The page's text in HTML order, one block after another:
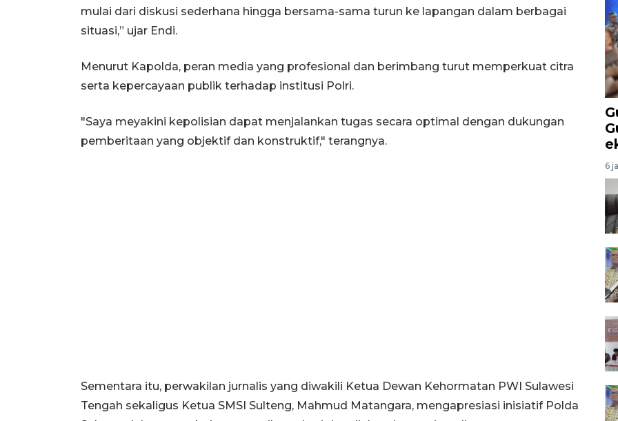
mulai dari diskusi sederhana hingga bersama-sama turun ke lapangan dalam berbagai
situasi,” ujar Endi.
Menurut Kapolda, peran media yang profesional dan berimbang turut memperkuat citra
serta kepercayaan publik terhadap institusi Polri.
"Saya meyakini kepolisian dapat menjalankan tugas secara optimal dengan dukungan
pemberitaan yang objektif dan konstruktif," terangnya.
Sementara itu, perwakilan jurnalis yang diwakili Ketua Dewan Kehormatan PWI Sulawesi
Tengah sekaligus Ketua SMSI Sulteng, Mahmud Matangara, mengapresiasi inisiatif Polda
6